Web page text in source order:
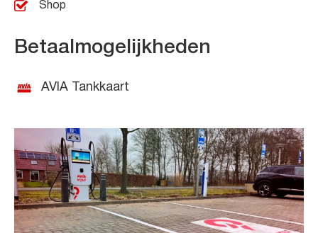
Shop
Betaalmogelijkheden
AVIA Tankkaart